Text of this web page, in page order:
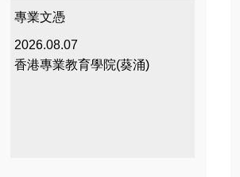
專業文憑
2026.08.07
香港專業教育學院(葵涌)